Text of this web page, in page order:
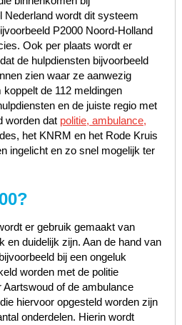
Nederland wordt dit systeem
P2000 Noord-Holland
Ook per plaats wordt er
de hulpdiensten bijvoorbeeld
zien waar ze aanwezig
de 112 meldingen
en de juiste regio met
worden dat politie, ambulance,
het KNRM en het Rode Kruis
ingelicht en zo snel mogelijk ter
er gebruik gemaakt van
en duidelijk zijn. Aan de hand van
bij een ongeluk
worden met de politie
of de ambulance
hiervoor opgesteld worden zijn
onderdelen. Hierin wordt